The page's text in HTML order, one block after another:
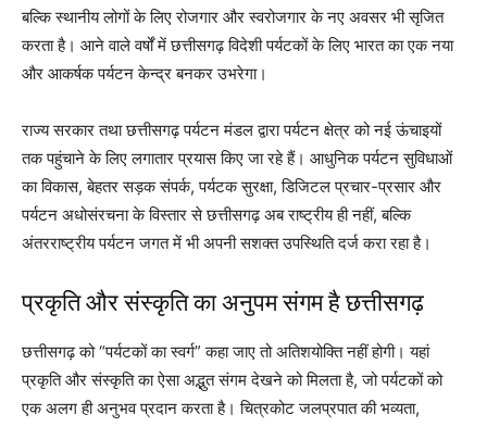
बल्कि स्थानीय लोगों के लिए रोजगार और स्वरोजगार के नए अवसर भी सृजित
करता है। आने वाले वर्षों में छत्तीसगढ़ विदेशी पर्यटकों के लिए भारत का एक नया
और आकर्षक पर्यटन केन्द्र बनकर उभरेगा।
राज्य सरकार तथा छत्तीसगढ़ पर्यटन मंडल द्वारा पर्यटन क्षेत्र को नई ऊंचाइयों
तक पहुंचाने के लिए लगातार प्रयास किए जा रहे हैं। आधुनिक पर्यटन सुविधाओं
का विकास, बेहतर सड़क संपर्क, पर्यटक सुरक्षा, डिजिटल प्रचार-प्रसार और
पर्यटन अधोसंरचना के विस्तार से छत्तीसगढ़ अब राष्ट्रीय ही नहीं, बल्कि
अंतरराष्ट्रीय पर्यटन जगत में भी अपनी सशक्त उपस्थिति दर्ज करा रहा है।
प्रकृति और संस्कृति का अनुपम संगम है छत्तीसगढ़
छत्तीसगढ़ को “पर्यटकों का स्वर्ग” कहा जाए तो अतिशयोक्ति नहीं होगी। यहां
प्रकृति और संस्कृति का ऐसा अद्भुत संगम देखने को मिलता है, जो पर्यटकों को
एक अलग ही अनुभव प्रदान करता है। चित्रकोट जलप्रपात की भव्यता,